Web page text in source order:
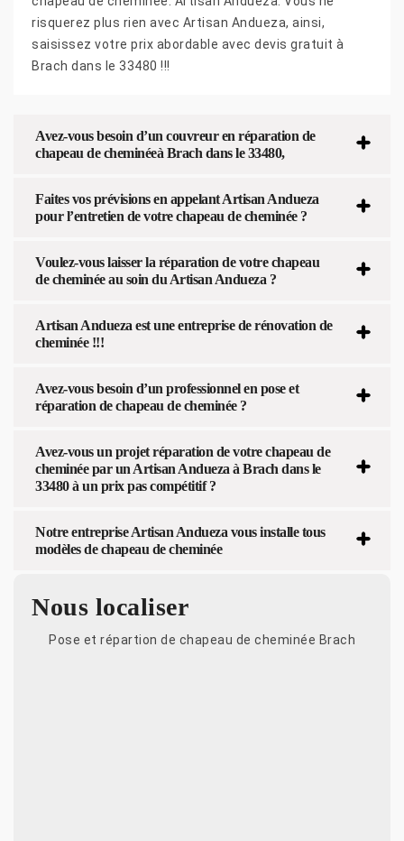
risquerez plus rien avec Artisan Andueza, ainsi,
saisissez votre prix abordable avec devis gratuit à
Brach dans le 33480 !!!
Avez-vous besoin d’un couvreur en réparation de
chapeau de cheminéeà Brach dans le 33480,
Faites vos prévisions en appelant Artisan Andueza
pour l’entretien de votre chapeau de cheminée ?
Voulez-vous laisser la réparation de votre chapeau
de cheminée au soin du Artisan Andueza ?
Artisan Andueza est une entreprise de rénovation de
cheminée !!!
Avez-vous besoin d’un professionnel en pose et
réparation de chapeau de cheminée ?
Avez-vous un projet réparation de votre chapeau de
cheminée par un Artisan Andueza à Brach dans le
33480 à un prix pas compétitif ?
Notre entreprise Artisan Andueza vous installe tous
modèles de chapeau de cheminée
Nous localiser
Pose et répartion de chapeau de cheminée Brach